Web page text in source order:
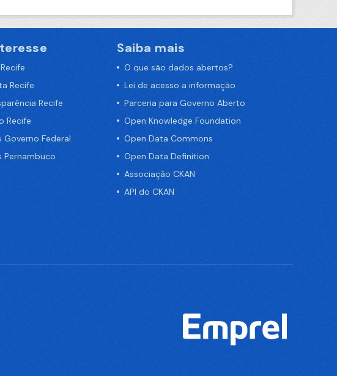
Recife
Recife
Recife
Federal
Pernambuco
Saiba mais
O que são dados abertos?
Lei de acesso a informação
Parceria para Governo Aberto
Open Knowledge Foundation
Open Data Commons
Open Data Definition
Associação CKAN
API do CKAN